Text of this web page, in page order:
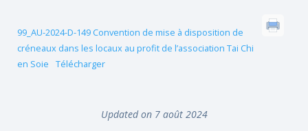
99_AU-2024-D-149 Convention de mise à disposition de
créneaux dans les locaux au profit de l’association Tai Chi
en Soie
Télécharger
Updated on 7 août 2024